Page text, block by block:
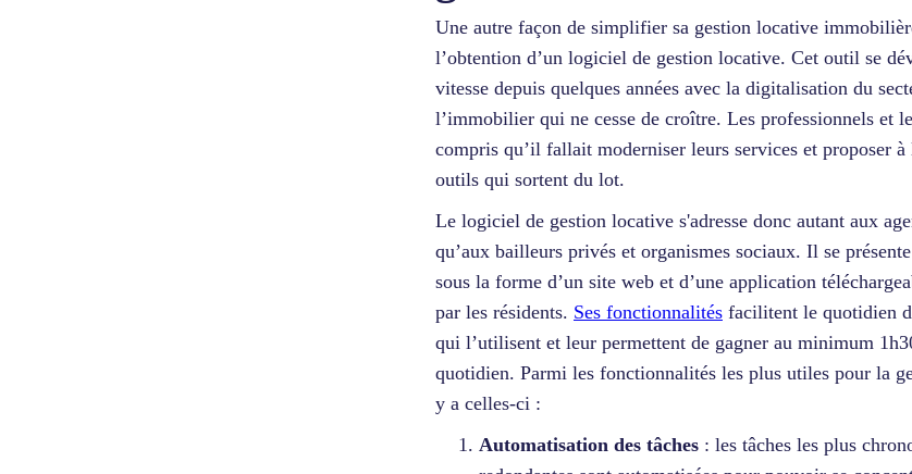
Une autre façon de simplifier sa gestion locative
l’obtention d’un logiciel de gestion locative. Cet outil se
vitesse depuis quelques années avec la digitalisation du
l’immobilier qui ne cesse de croître. Les professionnels et
compris qu’il fallait moderniser leurs services et proposer à
outils qui sortent du lot.
Le logiciel de gestion locative s'adresse donc autant aux
qu’aux bailleurs privés et organismes sociaux. Il se
sous la forme d’un site web et d’une application
par les résidents. Ses fonctionnalités facilitent le quotidien
qui l’utilisent et leur permettent de gagner au minimum
quotidien. Parmi les fonctionnalités les plus utiles pour la
y a celles-ci :
Automatisation des tâches : les tâches les plus